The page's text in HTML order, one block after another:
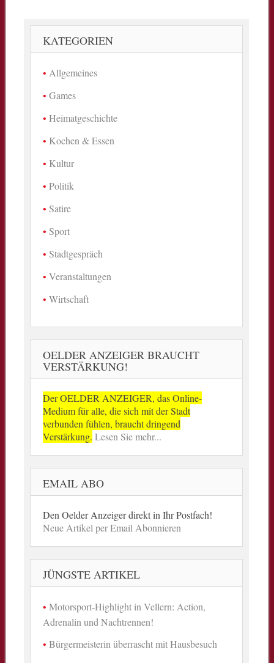
KATEGORIEN
Allgemeines
Games
Heimatgeschichte
Kochen & Essen
Kultur
Politik
Satire
Sport
Stadtgespräch
Veranstaltungen
Wirtschaft
OELDER ANZEIGER BRAUCHT
VERSTÄRKUNG!
Der OELDER ANZEIGER, das Online-
Medium für alle, die sich mit der Stadt
verbunden fühlen, braucht dringend
Verstärkung. Lesen Sie mehr...
EMAIL ABO
Den Oelder Anzeiger direkt in Ihr Postfach!
Neue Artikel per Email Abonnieren
JÜNGSTE ARTIKEL
Motorsport-Highlight in Vellern: Action,
Adrenalin und Nachtrennen!
Bürgermeisterin überrascht mit Hausbesuch